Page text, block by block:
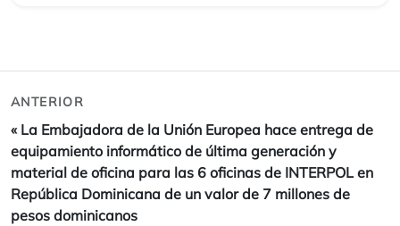
ANTERIOR
« La Embajadora de la Unión Europea hace entrega de
equipamiento informático de última generación y
material de oficina para las 6 oficinas de INTERPOL en
República Dominicana de un valor de 7 millones de
pesos dominicanos